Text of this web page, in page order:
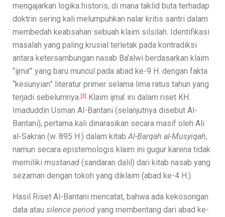
mengajarkan logika historis, di mana taklid buta terhadap
doktrin sering kali melumpuhkan nalar kritis santri dalam
membedah keabsahan sebuah klaim silsilah. Identifikasi
masalah yang paling krusial terletak pada kontradiksi
antara ketersambungan nasab Ba’alwi berdasarkan klaim
“ijma’” yang baru muncul pada abad ke-9 H. dengan fakta
“kesunyian” literatur primer selama lima ratus tahun yang
terjadi sebelumnya.
[3]
Klaim ijma’ ini dalam riset KH.
Imaduddin Usman Al-Bantani (selanjutnya disebut Al-
Bantani), pertama kali dinarasikan secara masif oleh Ali
al-Sakran (w. 895 H.) dalam kitab Al-Barqah al-Musyiqah,
namun secara epistemologis klaim ini gugur karena tidak
memiliki mustanad (sandaran dalil) dari kitab nasab yang
sezaman dengan tokoh yang diklaim (abad ke-4 H.).
Hasil Riset Al-Bantani mencatat, bahwa ada kekosongan
data atau silence period yang membentang dari abad ke-